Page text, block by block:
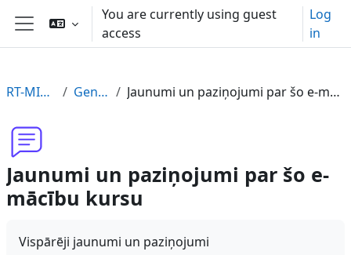
Skip to main content
Side panel
You are currently using guest
access
Log
in
RT-MILI-LV General Jaunumi un paziņojumi par šo e-mācību kursu
Jaunumi un paziņojumi par šo e-
mācību kursu
Vispārēji jaunumi un paziņojumi